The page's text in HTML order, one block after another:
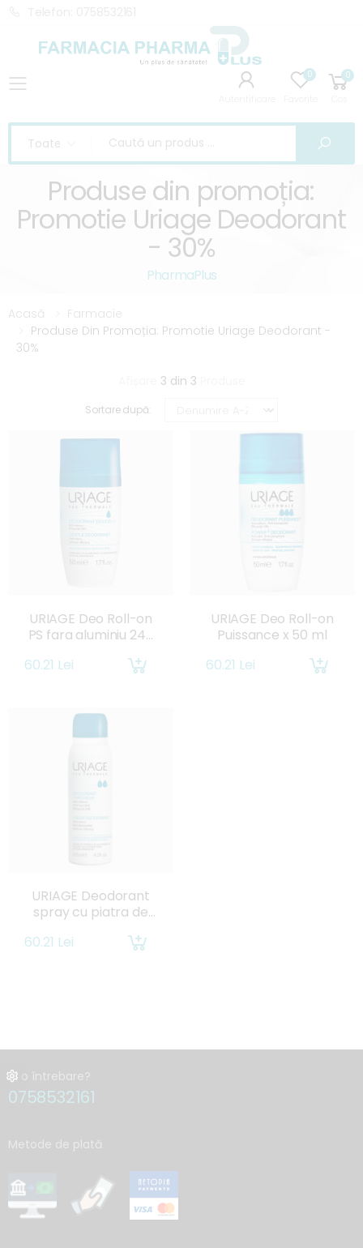
Toggle mobile menu
0 0
Caută
Produse din promoția:
Promotie Uriage Deodorant
- 30%
PharmaPlus
Acasă
Farmacie
Produse Din Promoția: Promotie Uriage Deodorant -
30%
3 din 3
Sortare după:
URIAGE Deo Roll-on
PS fara aluminiu 24h
60.21 Lei
URIAGE Deo Roll-on
Puissance x 50 ml
60.21 Lei
URIAGE Deodorant
spray cu piatra de
60.21 Lei
Ai o întrebare?
0758532161
Metode de plată